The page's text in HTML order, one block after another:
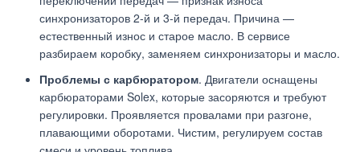
синхронизаторов 2-й и 3-й передач. Причина —
естественный износ и старое масло. В сервисе
разбираем коробку, заменяем синхронизаторы и масло.
Проблемы с карбюратором. Двигатели оснащены
карбюраторами Solex, которые засоряются и требуют
регулировки. Проявляется провалами при разгоне,
плавающими оборотами. Чистим, регулируем состав